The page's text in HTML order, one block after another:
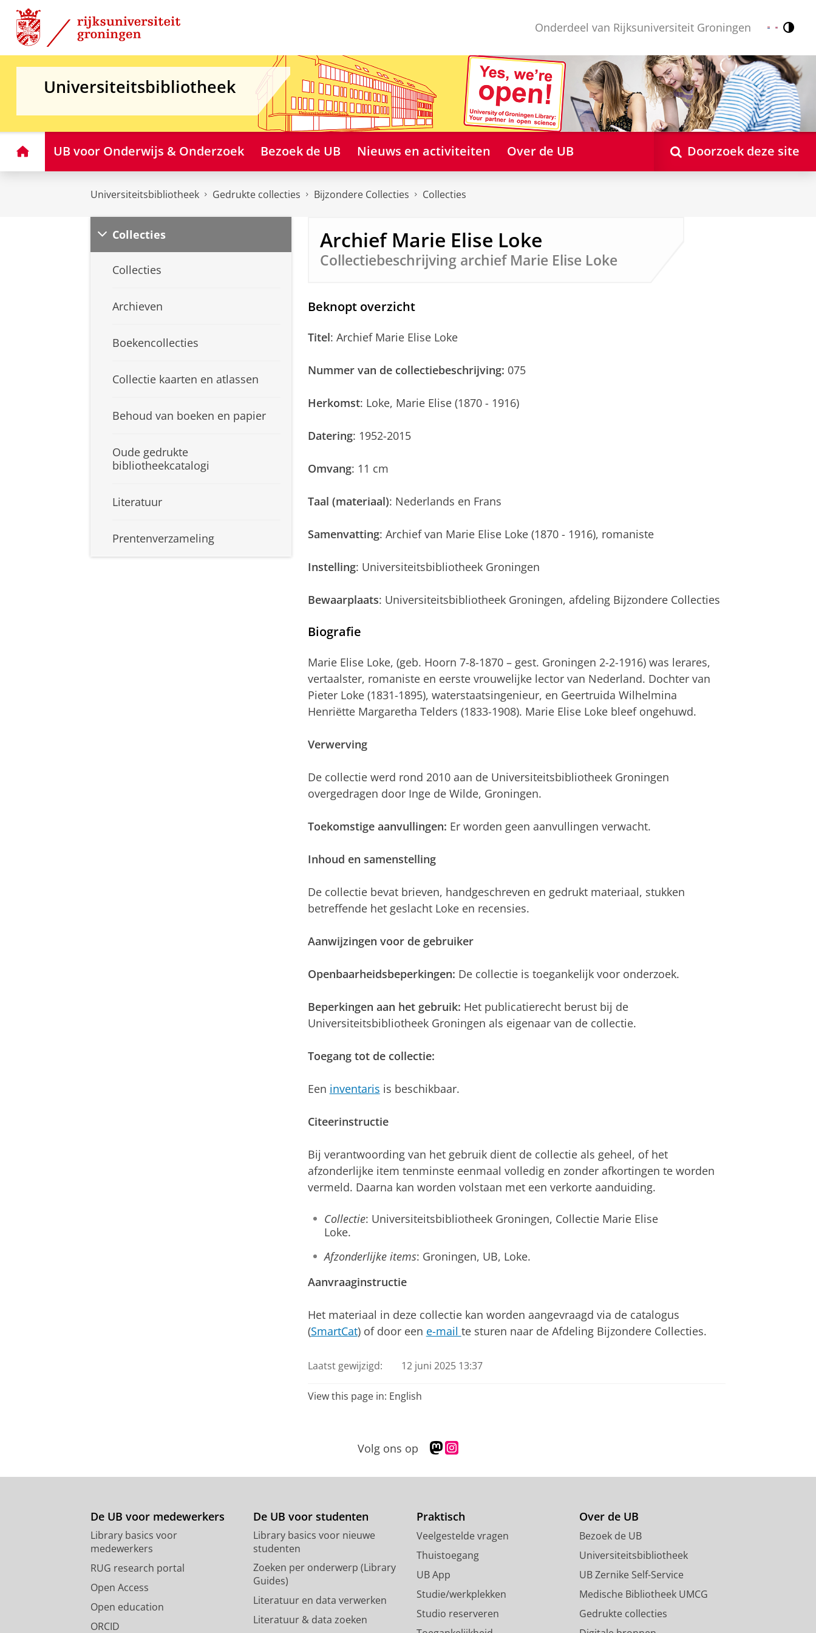
Skip
Content
Skip
Navigation
Onderdeel van Rijksuniversiteit Groningen Nederlands
English
Universiteitsbibliotheek
HomeUB voor Onderwijs & Onderzoek Bezoek de UB Nieuws en activiteiten Over de UB Doorzoek deze site
Universiteitsbibliotheek Gedrukte collecties Bijzondere Collecties Collecties
Collecties
Collecties
Archieven
Boekencollecties
Collectie kaarten en atlassen
Behoud van boeken en papier
Oude gedrukte
bibliotheekcatalogi
Literatuur
Prentenverzameling
Archief Marie Elise Loke
Collectiebeschrijving archief Marie Elise Loke
Beknopt overzicht
Titel: Archief Marie Elise Loke
Nummer van de collectiebeschrijving: 075
Herkomst: Loke, Marie Elise (1870 - 1916)
Datering: 1952-2015
Omvang: 11 cm
Taal (materiaal): Nederlands en Frans
Samenvatting: Archief van Marie Elise Loke (1870 - 1916), romaniste
Instelling: Universiteitsbibliotheek Groningen
Bewaarplaats: Universiteitsbibliotheek Groningen, afdeling Bijzondere Collecties
Biografie
Marie Elise Loke, (geb. Hoorn 7-8-1870 – gest. Groningen 2-2-1916) was lerares,
vertaalster, romaniste en eerste vrouwelijke lector van Nederland. Dochter van
Pieter Loke (1831-1895), waterstaatsingenieur, en Geertruida Wilhelmina
Henriëtte Margaretha Telders (1833-1908). Marie Elise Loke bleef ongehuwd.
Verwerving
De collectie werd rond 2010 aan de Universiteitsbibliotheek Groningen
overgedragen door Inge de Wilde, Groningen.
Toekomstige aanvullingen: Er worden geen aanvullingen verwacht.
Inhoud en samenstelling
De collectie bevat brieven, handgeschreven en gedrukt materiaal, stukken
betreffende het geslacht Loke en recensies.
Aanwijzingen voor de gebruiker
Openbaarheidsbeperkingen: De collectie is toegankelijk voor onderzoek.
Beperkingen aan het gebruik: Het publicatierecht berust bij de
Universiteitsbibliotheek Groningen als eigenaar van de collectie.
Toegang tot de collectie:
Een inventaris is beschikbaar.
Citeerinstructie
Bij verantwoording van het gebruik dient de collectie als geheel, of het
afzonderlijke item tenminste eenmaal volledig en zonder afkortingen te worden
vermeld. Daarna kan worden volstaan met een verkorte aanduiding.
Collectie: Universiteitsbibliotheek Groningen, Collectie Marie Elise
Loke.
Afzonderlijke items: Groningen, UB, Loke.
Aanvraaginstructie
Het materiaal in deze collectie kan worden aangevraagd via de catalogus
(SmartCat) of door een e-mail te sturen naar de Afdeling Bijzondere Collecties.
Laatst gewijzigd: 12 juni 2025 13:37
View this page in: English
Volg ons op
M
s
d
n
p
o
f
e
s
g
a
m
c
o
De UB voor medewerkers
Library basics voor
medewerkers
RUG research portal
Open Access
Open education
ORCID
De UB voor studenten
Library basics voor nieuwe
studenten
Zoeken per onderwerp (Library
Guides)
Literatuur en data verwerken
Literatuur & data zoeken
Praktisch
Veelgestelde vragen
Thuistoegang
UB App
Studie/werkplekken
Studio reserveren
Over de UB
Bezoek de UB
Universiteitsbibliotheek
UB Zernike Self-Service
Medische Bibliotheek UMCG
Gedrukte collecties